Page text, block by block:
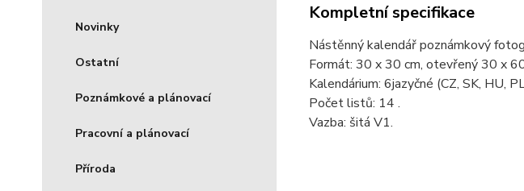
Novinky
Ostatní
Poznámkové a plánovací
Pracovní a plánovací
Příroda
Kompletní specifikace
Nástěnný kalendář poznámkový
Formát: 30 x 30 cm, otevřený 30 x
Kalendárium: 6jazyčné (CZ, SK, HU,
Počet listů: 14 .
Vazba: šitá V1.